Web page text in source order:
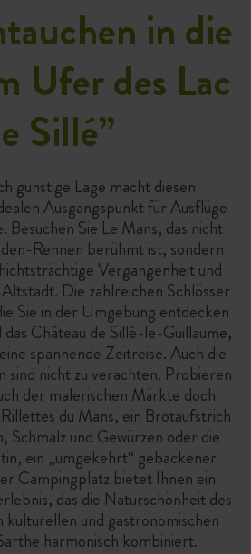
in die
Ufer des Lac
Sillé”
günstige Lage macht diesen
Ausgangspunkt für Ausflüge
Besuchen Sie Le Mans, das nicht
Rennen berühmt ist, sondern
Vergangenheit und
Die zahlreichen Schlösser
Sie in der Umgebung entdecken
Château de Sillé-le-Guillaume,
spannende Zeitreise. Auch die
sind nicht zu verachten. Probieren
der malerischen Märkte doch
du Mans, ein Brotaufstrich
Schmalz und Gewürzen oder die
ein „umgekehrt“ gebackener
Campingplatz bietet Ihnen ein
das die Naturschönheit des
kulturellen und gastronomischen
harmonisch kombiniert.